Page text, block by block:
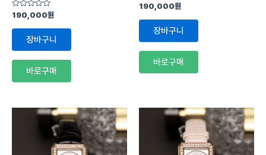
5
에
로
가
190,000원
장바구니
바로구매
5
에
로
가
190,000원
장바구니
바로구매